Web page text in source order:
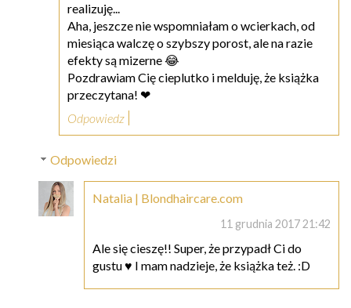
realizuję...
Aha, jeszcze nie wspomniałam o wcierkach, od
miesiąca walczę o szybszy porost, ale na razie
efekty są mizerne 😂
Pozdrawiam Cię cieplutko i melduję, że książka
przeczytana! ❤
Odpowiedz
Odpowiedzi
Natalia | Blondhaircare.com
11 grudnia 2017 21:42
Ale się cieszę!! Super, że przypadł Ci do
gustu ♥ I mam nadzieje, że książka też. :D